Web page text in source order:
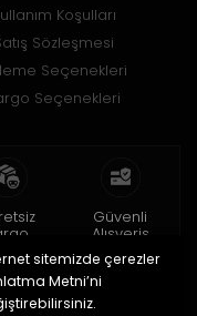
Koşulları
Sözleşmesi
Seçenekleri
Seçenekleri
ve üzeri
Güvenli
Alışveriş
256bit SSL ile
sitemizde çerezler
Metni’ni